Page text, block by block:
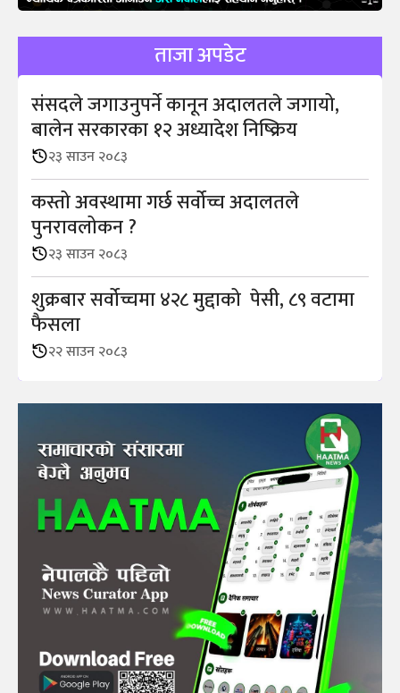
ताजा अपडेट
संसदले जगाउनुपर्ने कानून अदालतले जगायो,
बालेन सरकारका १२ अध्यादेश निष्क्रिय
२३ साउन २०८३
कस्तो अवस्थामा गर्छ सर्वोच्च अदालतले
पुनरावलोकन ?
२३ साउन २०८३
शुक्रबार सर्वोच्चमा ४२८ मुद्दाको पेसी, ८९ वटामा
फैसला
२२ साउन २०८३